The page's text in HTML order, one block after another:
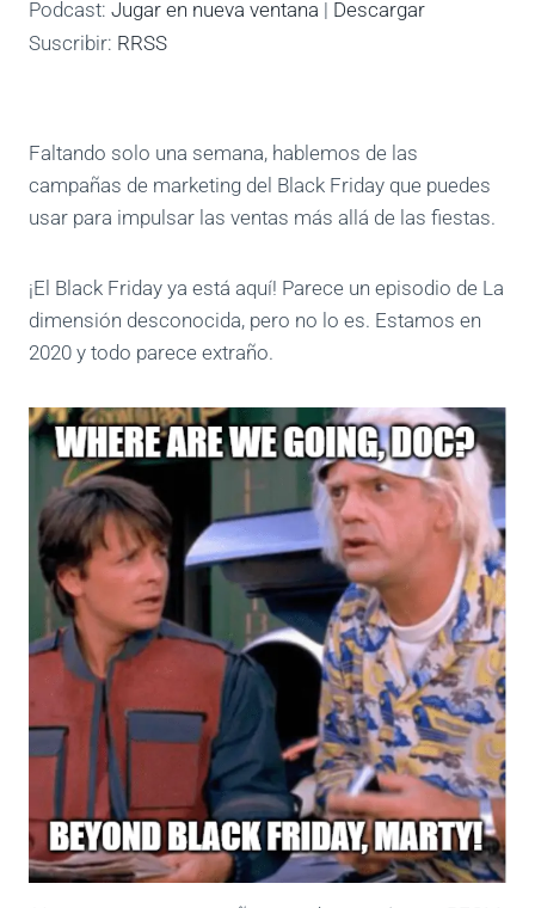
Podcast: Jugar en nueva ventana | Descargar
Suscribir: RRSS
Faltando solo una semana, hablemos de las
campañas de marketing del Black Friday que puedes
usar para impulsar las ventas más allá de las fiestas.
¡El Black Friday ya está aquí! Parece un episodio de La
dimensión desconocida, pero no lo es. Estamos en
2020 y todo parece extraño.